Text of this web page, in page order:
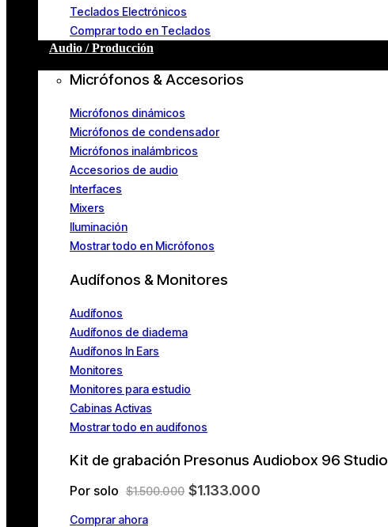
Teclados Electrónicos
Comprar todo en Teclados
Audio / Producción
Micrófonos & Accesorios
Micrófonos dinámicos
Micrófonos de condensador
Micrófonos inalámbricos
Accesorios de audio
Interfaces
Mixers
Iluminación
Mostrar todo en Micrófonos
Audífonos & Monitores
Audífonos
Audífonos de diadema
Audífonos In Ears
Monitores
Monitores para estudio
Cabinas Activas
Mostrar todo en audifonos
Kit de grabación Presonus Audiobox 96 Studio
Por solo $1.500.000 $1.133.000
Comprar ahora